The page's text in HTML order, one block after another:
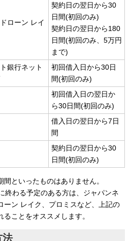
ローン レイ
契約日の翌日から30
日間(初回のみ)
契約日の翌日から180
日間(初回のみ、5万円
まで)
銀行ネット
初回借入日から30日
間(初回のみ)
初回借入日の翌日か
ら30日間(初回のみ)
借入日の翌日から7日
間
契約日の翌日から30
日間(初回のみ)
間といったものはありません。
終わる予定のある方は、ジャパンネ
ーン レイク、プロミスなど、上記の
ことをオススメします。
法